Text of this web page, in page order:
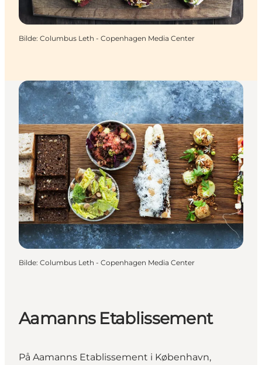
Bilde: Columbus Leth - Copenhagen Media Center
Bilde: Columbus Leth - Copenhagen Media Center
Aamanns Etablissement
På Aamanns Etablissement i København,